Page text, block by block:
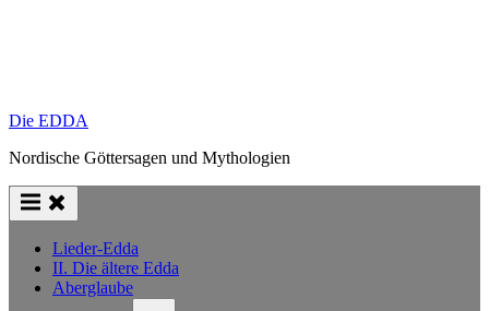
Die EDDA
Nordische Göttersagen und Mythologien
Lieder-Edda
II. Die ältere Edda
Aberglaube